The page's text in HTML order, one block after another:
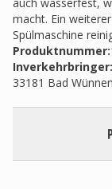
macht. Ein
Spülmaschine
Produktnummer:
Inverkehrbringer:
33181 Bad